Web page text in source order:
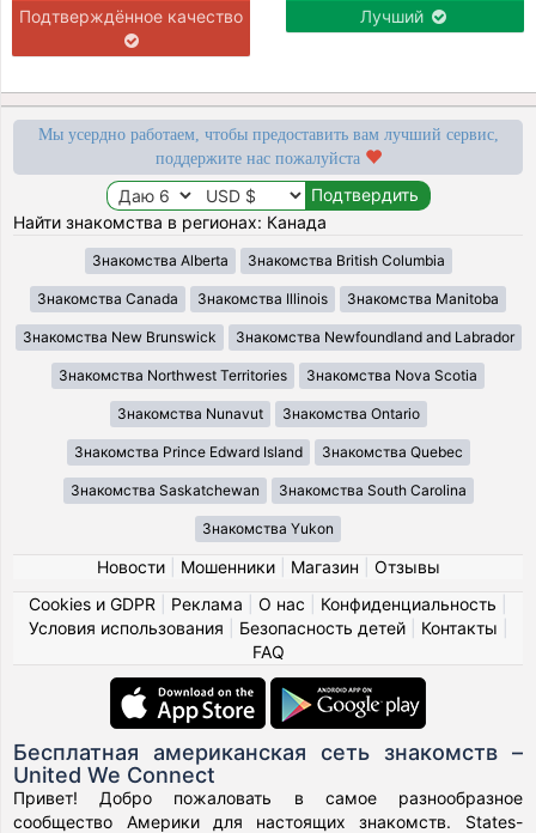
Подтверждённое качество Лучший
Мы усердно работаем, чтобы предоставить вам лучший сервис,
поддержите нас пожалуйста
Найти знакомства в регионах: Канада
Знакомства Alberta Знакомства British Columbia
Знакомства Canada Знакомства Illinois Знакомства Manitoba
Знакомства New Brunswick Знакомства Newfoundland and Labrador
Знакомства Northwest Territories Знакомства Nova Scotia
Знакомства Nunavut Знакомства Ontario
Знакомства Prince Edward Island Знакомства Quebec
Знакомства Saskatchewan Знакомства South Carolina
Знакомства Yukon
Новости| Мошенники| Магазин
Отзывы
Cookies и GDPR
Реклама О нас Конфиденциальность
Условия использования
Безопасность детей| Контакты
FAQ
Бесплатная американская сеть знакомств –
United We Connect
Привет! Добро пожаловать в самое разнообразное
сообщество Америки для настоящих знакомств. States-